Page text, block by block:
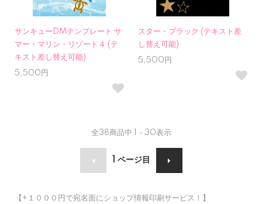
サンキューDMテンプレート サ
マー・マリン・リゾート４ (テ
キスト差し替え可能)
5,500円
スター・ブラック (テキスト差
し替え可能)
5,500円
全38商品中 1 - 30表示
ページ目
【+１０００円で宛名面にショップ情報印刷サービス！】